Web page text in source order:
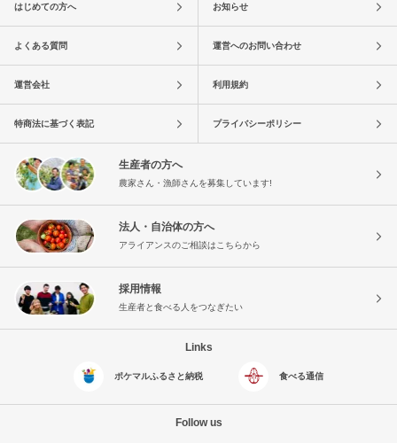
はじめての方へ お知らせ
よくある質問 運営へのお問い合わせ
運営会社 利用規約
特商法に基づく表記 プライバシーポリシー
生産者の方へ
農家さん・漁師さんを募集しています!
法人・自治体の方へ
アライアンスのご相談はこちらから
採用情報
生産者と食べる人をつなぎたい
Links
ポケマルふるさと納税 食べる通信
Follow us